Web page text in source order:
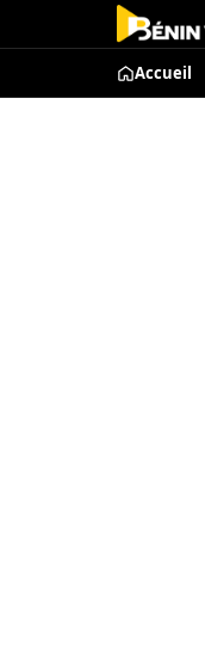
Accueil